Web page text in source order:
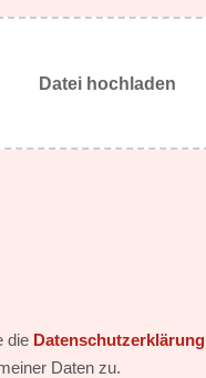
Datei hochladen
die Datenschutzerklärung
Daten zu.